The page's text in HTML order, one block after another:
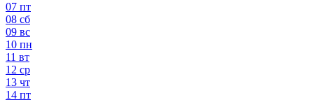
07 пт
08 сб
09 вс
10 пн
11 вт
12 ср
13 чт
14 пт